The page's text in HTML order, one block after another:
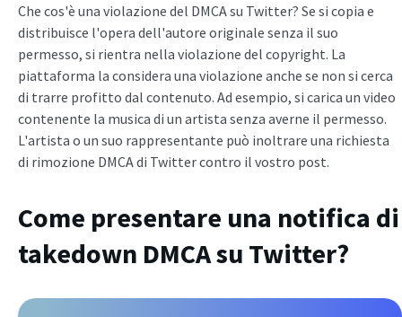
Che cos'è una violazione del DMCA su Twitter? Se si copia e
distribuisce l'opera dell'autore originale senza il suo
permesso, si rientra nella violazione del copyright. La
piattaforma la considera una violazione anche se non si cerca
di trarre profitto dal contenuto. Ad esempio, si carica un video
contenente la musica di un artista senza averne il permesso.
L'artista o un suo rappresentante può inoltrare una richiesta
di rimozione DMCA di Twitter contro il vostro post.
Come presentare una notifica di
takedown DMCA su Twitter?